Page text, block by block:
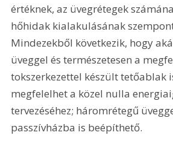
értéknek, az üvegrétegek
hőhidak kialakulásának
Mindezekből következik, hogy
üveggel és természetesen a
tokszerkezettel készült tetőablak
megfelelhet a közel nulla
tervezéséhez; háromrétegű
passzívházba is beépíthető.